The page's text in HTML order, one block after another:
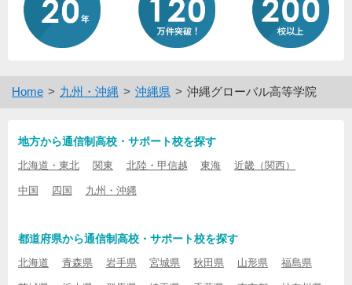
Home 九州・沖縄 沖縄県 沖縄グローバル高等学院
地方から通信制高校・サポート校を探す
北海道・東北 関東 北陸・甲信越 東海 近畿（関西）
中国 四国 九州・沖縄
都道府県から通信制高校・サポート校を探す
北海道 青森県 岩手県 宮城県 秋田県 山形県 福島県